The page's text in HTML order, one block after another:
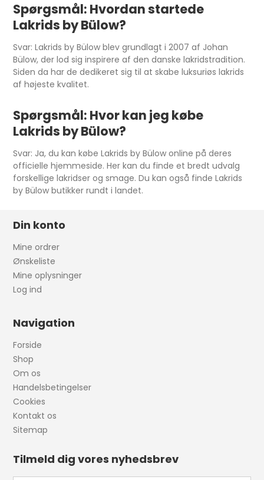
Spørgsmål: Hvordan startede
Lakrids by Bülow?
Svar: Lakrids by Bülow blev grundlagt i 2007 af Johan
Bülow, der lod sig inspirere af den danske lakridstradition.
Siden da har de dedikeret sig til at skabe luksuriøs lakrids
af højeste kvalitet.
Spørgsmål: Hvor kan jeg købe
Lakrids by Bülow?
Svar: Ja, du kan købe Lakrids by Bülow online på deres
officielle hjemmeside. Her kan du finde et bredt udvalg
forskellige lakridser og smage. Du kan også finde Lakrids
by Bülow butikker rundt i landet.
Din konto
Mine ordrer
Ønskeliste
Mine oplysninger
Log ind
Navigation
Forside
Shop
Om os
Handelsbetingelser
Cookies
Kontakt os
Sitemap
Tilmeld dig vores nyhedsbrev